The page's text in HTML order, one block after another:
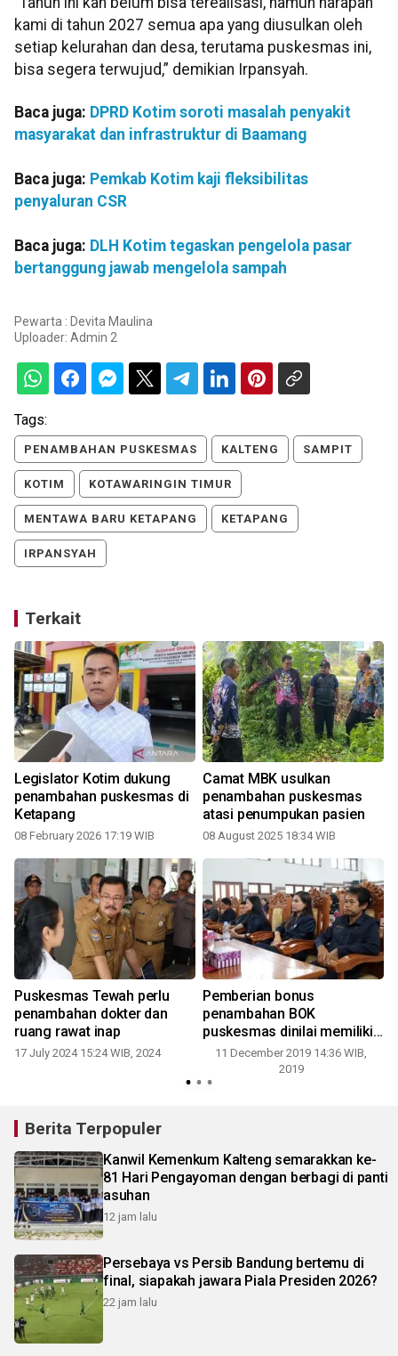
kami di tahun 2027 semua apa yang diusulkan oleh
setiap kelurahan dan desa, terutama puskesmas ini,
bisa segera terwujud,” demikian Irpansyah.
Baca juga: DPRD Kotim soroti masalah penyakit
masyarakat dan infrastruktur di Baamang
Baca juga: Pemkab Kotim kaji fleksibilitas
penyaluran CSR
Baca juga: DLH Kotim tegaskan pengelola pasar
bertanggung jawab mengelola sampah
Pewarta : Devita Maulina
Uploader: Admin 2
Tags:
PENAMBAHAN PUSKESMAS KALTENG SAMPIT
KOTIM KOTAWARINGIN TIMUR
MENTAWA BARU KETAPANG KETAPANG
IRPANSYAH
Terkait
Legislator Kotim dukung
penambahan puskesmas di
Ketapang
08 February 2026 17:19 WIB
Camat MBK usulkan
penambahan puskesmas
atasi penumpukan pasien
08 August 2025 18:34 WIB
Puskesmas Tewah perlu
penambahan dokter dan
ruang rawat inap
17 July 2024 15:24 WIB, 2024
Pemberian bonus
penambahan BOK
puskesmas dinilai memiliki
kinerja terbaik
11 December 2019 14:36 WIB,
2019
Berita Terpopuler
Kanwil Kemenkum Kalteng semarakkan ke-
81 Hari Pengayoman dengan berbagi di panti
asuhan
12 jam lalu
Persebaya vs Persib Bandung bertemu di
final, siapakah jawara Piala Presiden 2026?
22 jam lalu